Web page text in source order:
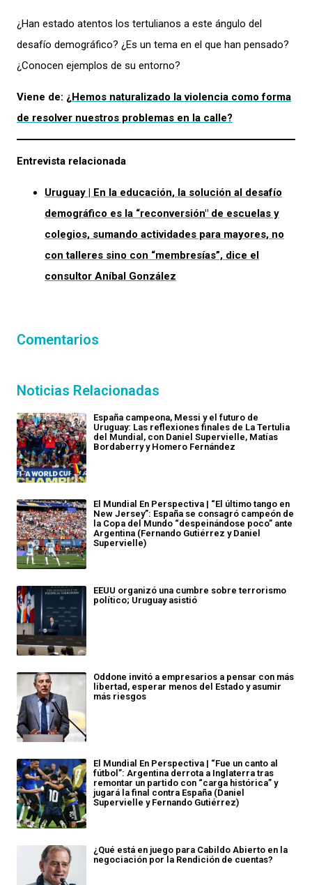
¿Han estado atentos los tertulianos a este ángulo del
desafío demográfico? ¿Es un tema en el que han pensado?
¿Conocen ejemplos de su entorno?
Viene de: ¿Hemos naturalizado la violencia como forma
de resolver nuestros problemas en la calle?
Entrevista relacionada
Uruguay | En la educación, la solución al desafío
demográfico es la “reconversión" de escuelas y
colegios, sumando actividades para mayores, no
con talleres sino con “membresías”, dice el
consultor Aníbal González
Comentarios
Noticias Relacionadas
España campeona, Messi y el futuro de
Uruguay: Las reflexiones finales de La Tertulia
del Mundial, con Daniel Supervielle, Matías
Bordaberry y Homero Fernández
El Mundial En Perspectiva | “El último tango en
New Jersey”: España se consagró campeón de
la Copa del Mundo “despeinándose poco” ante
Argentina (Fernando Gutiérrez y Daniel
Supervielle)
EEUU organizó una cumbre sobre terrorismo
político; Uruguay asistió
Oddone invitó a empresarios a pensar con más
libertad, esperar menos del Estado y asumir
más riesgos
El Mundial En Perspectiva | “Fue un canto al
fútbol”: Argentina derrota a Inglaterra tras
remontar un partido con “carga histórica” y
jugará la final contra España (Daniel
Supervielle y Fernando Gutiérrez)
¿Qué está en juego para Cabildo Abierto en la
negociación por la Rendición de cuentas?